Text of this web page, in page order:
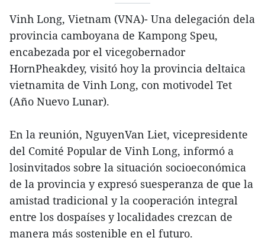
Vinh Long, Vietnam (VNA)- Una delegación dela
provincia camboyana de Kampong Speu,
encabezada por el vicegobernador
HornPheakdey, visitó hoy la provincia deltaica
vietnamita de Vinh Long, con motivodel Tet
(Año Nuevo Lunar).
En la reunión, NguyenVan Liet, vicepresidente
del Comité Popular de Vinh Long, informó a
losinvitados sobre la situación socioeconómica
de la provincia y expresó suesperanza de que la
amistad tradicional y la cooperación integral
entre los dospaíses y localidades crezcan de
manera más sostenible en el futuro.